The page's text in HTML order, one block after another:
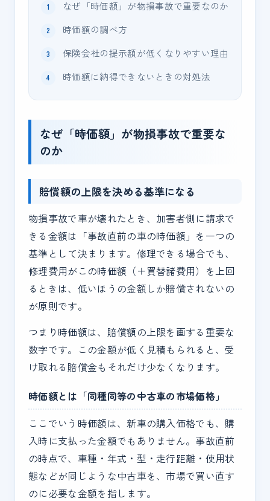
なぜ「時価額」が物損事故で重要なのか
時価額の調べ方
保険会社の提示額が低くなりやすい理由
時価額に納得できないときの対処法
なぜ「時価額」が物損事故で重要な
のか
賠償額の上限を決める基準になる
物損事故で車が壊れたとき、加害者側に請求で
きる金額は「事故直前の車の時価額」を一つの
基準として決まります。修理できる場合でも、
修理費用がこの時価額（＋買替諸費用）を上回
るときは、低いほうの金額しか賠償されないの
が原則です。
つまり時価額は、賠償額の上限を画する重要な
数字です。この金額が低く見積もられると、受
け取れる賠償金もそれだけ少なくなります。
時価額とは「同種同等の中古車の市場価格」
ここでいう時価額は、新車の購入価格でも、購
入時に支払った金額でもありません。事故直前
の時点で、車種・年式・型・走行距離・使用状
態などが同じような中古車を、市場で買い直す
のに必要な金額を指します。